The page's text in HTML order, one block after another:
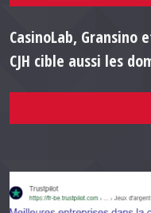
CasinoLab,
CJH cible aussi les